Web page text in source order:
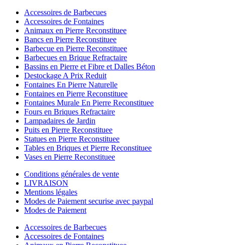
Accessoires de Barbecues
Accessoires de Fontaines
Animaux en Pierre Reconstituee
Bancs en Pierre Reconstituee
Barbecue en Pierre Reconstituee
Barbecues en Brique Refractaire
Bassins en Pierre et Fibre et Dalles Béton
Destockage A Prix Reduit
Fontaines En Pierre Naturelle
Fontaines en Pierre Reconstituee
Fontaines Murale En Pierre Reconstituee
Fours en Briques Refractaire
Lampadaires de Jardin
Puits en Pierre Reconstituee
Statues en Pierre Reconstituee
Tables en Briques et Pierre Reconstituee
Vases en Pierre Reconstituee
Conditions générales de vente
LIVRAISON
Mentions légales
Modes de Paiement securise avec paypal
Modes de Paiement
Accessoires de Barbecues
Accessoires de Fontaines